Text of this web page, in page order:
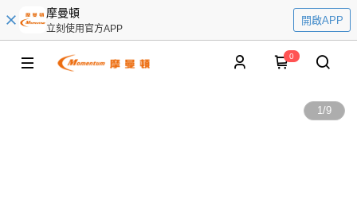
摩曼頓
立刻使用官方APP
開啟APP
0
1/9